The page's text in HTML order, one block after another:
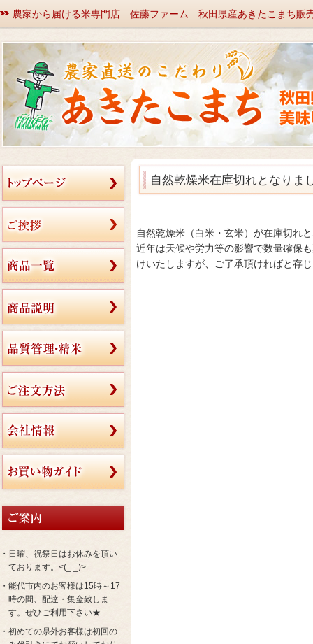
農家から届ける米専門店 佐藤ファーム 秋田県産あきたこまち販
・日曜、祝祭日はお休みを頂い
ております。<(_ _)>
・能代市内のお客様は15時～17
時の間、配達・集金致しま
す。ぜひご利用下さい★
・初めての県外お客様は初回の
自然乾燥米在庫切れとなりま
自然乾燥米（白米・玄米）が在庫切れ
近年は天候や労力等の影響で数量確保
けいたしますが、ご了承頂ければと存